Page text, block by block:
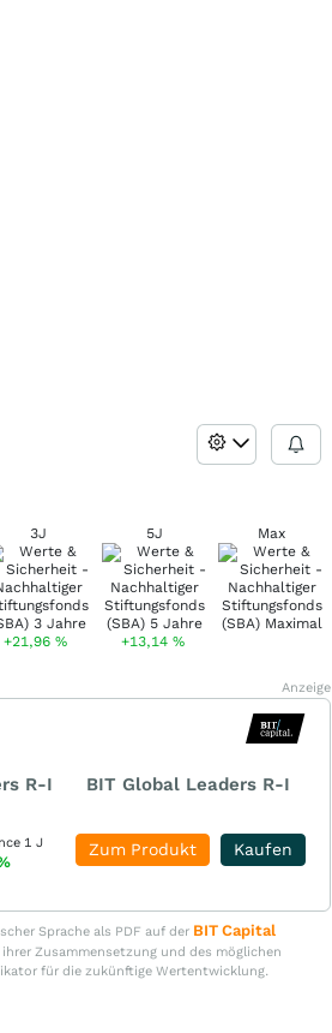
3J
+21,96%
5J
+13,14 %
Max
Anzeige
R-I BIT Global Leaders R-I
1 J Kaufen
Zum Produkt
Sprache als PDF auf der BIT Capital
Zusammensetzung und des möglichen
für die zukünftige Wertentwicklung.